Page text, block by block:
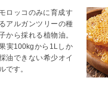
モロッコのみに育成す
るアルガンツリーの種
から採れる植物油。
実100kgから1Lしか
油できない希少オイ
ルです。